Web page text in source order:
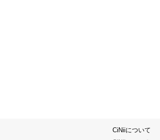
CiNiiについて